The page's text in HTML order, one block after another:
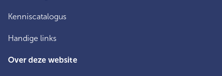
Kenniscatalogus
Handige links
Over deze website